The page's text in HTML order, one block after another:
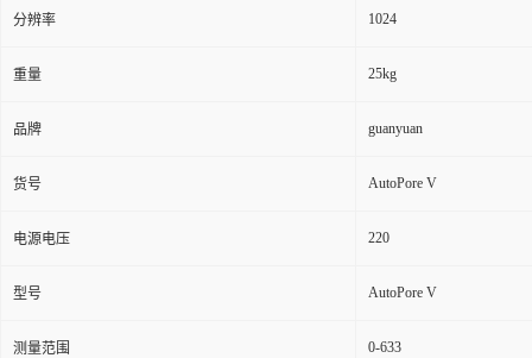
分辨率 1024
重量 25kg
品牌 guanyuan
货号 AutoPore V
电源电压 220
型号 AutoPore V
测量范围 0-633